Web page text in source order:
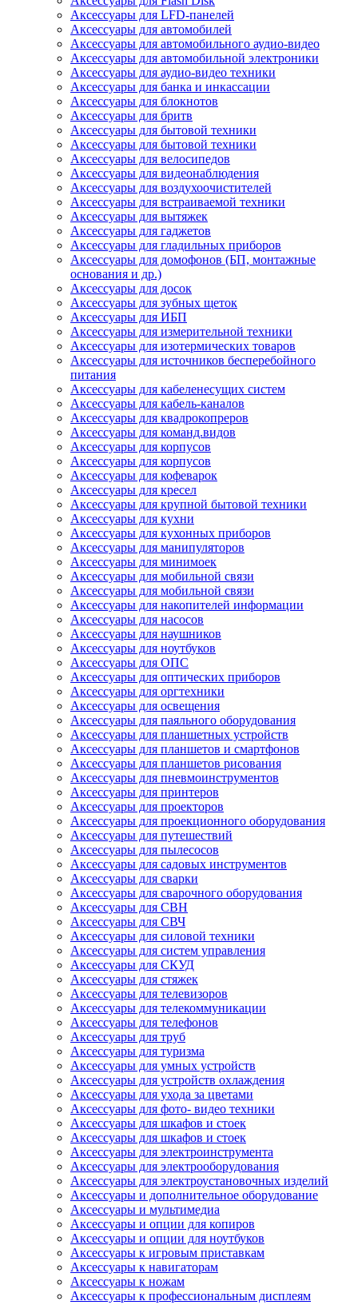
Аксессуары для LFD-панелей
Аксессуары для автомобилей
Аксессуары для автомобильного аудио-видео
Аксессуары для автомобильной электроники
Аксессуары для аудио-видео техники
Аксессуары для банка и инкассации
Аксессуары для блокнотов
Аксессуары для бритв
Аксессуары для бытовой техники
Аксессуары для бытовой техники
Аксессуары для велосипедов
Аксессуары для видеонаблюдения
Аксессуары для воздухоочистителей
Аксессуары для встраиваемой техники
Аксессуары для вытяжек
Аксессуары для гаджетов
Аксессуары для гладильных приборов
Аксессуары для домофонов (БП, монтажные
основания и др.)
Аксессуары для досок
Аксессуары для зубных щеток
Аксессуары для ИБП
Аксессуары для измерительной техники
Аксессуары для изотермических товаров
Аксессуары для источников бесперебойного
питания
Аксессуары для кабеленесущих систем
Аксессуары для кабель-каналов
Аксессуары для квадрокопреров
Аксессуары для команд.видов
Аксессуары для корпусов
Аксессуары для корпусов
Аксессуары для кофеварок
Аксессуары для кресел
Аксессуары для крупной бытовой техники
Аксессуары для кухни
Аксессуары для кухонных приборов
Аксессуары для манипуляторов
Аксессуары для минимоек
Аксессуары для мобильной связи
Аксессуары для мобильной связи
Аксессуары для накопителей информации
Аксессуары для насосов
Аксессуары для наушников
Аксессуары для ноутбуков
Аксессуары для ОПС
Аксессуары для оптических приборов
Аксессуары для оргтехники
Аксессуары для освещения
Аксессуары для паяльного оборудования
Аксессуары для планшетных устройств
Аксессуары для планшетов и смартфонов
Аксессуары для планшетов рисования
Аксессуары для пневмоинструментов
Аксессуары для принтеров
Аксессуары для проекторов
Аксессуары для проекционного оборудования
Аксессуары для путешествий
Аксессуары для пылесосов
Аксессуары для садовых инструментов
Аксессуары для сварки
Аксессуары для сварочного оборудования
Аксессуары для СВН
Аксессуары для СВЧ
Аксессуары для силовой техники
Аксессуары для систем управления
Аксессуары для СКУД
Аксессуары для стяжек
Аксессуары для телевизоров
Аксессуары для телекоммуникации
Аксессуары для телефонов
Аксессуары для труб
Аксессуары для туризма
Аксессуары для умных устройств
Аксессуары для устройств охлаждения
Аксессуары для ухода за цветами
Аксессуары для фото- видео техники
Аксессуары для шкафов и стоек
Аксессуары для шкафов и стоек
Аксессуары для электроинструмента
Аксессуары для электрооборудования
Аксессуары для электроустановочных изделий
Аксессуары и дополнительное оборудование
Аксессуары и мультимедиа
Аксессуары и опции для копиров
Аксессуары и опции для ноутбуков
Аксессуары к игровым приставкам
Аксессуары к навигаторам
Аксессуары к ножам
Аксессуары к профессиональным дисплеям